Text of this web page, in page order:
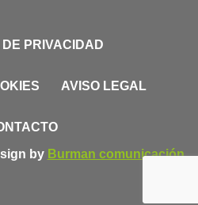
DE PRIVACIDAD
AVISO LEGAL
by Burman comunicación